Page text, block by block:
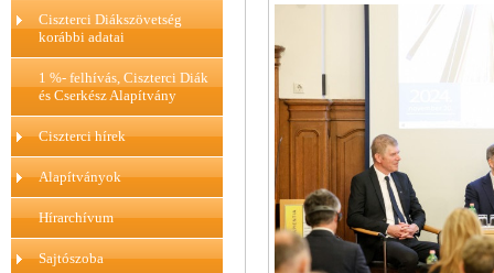
Ciszterci Diákszövetség
korábbi adatai
1 %- felhívás, Ciszterci Diák
és Cserkész Alapítvány
Ciszterci hírek
Alapítványok
Hírarchívum
Sajtószoba